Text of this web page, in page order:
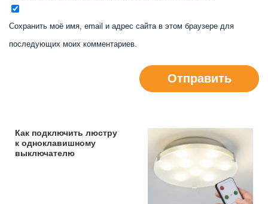
Сохранить моё имя, email и адрес сайта в этом браузере для
последующих моих комментариев.
Отправить
Как подключить люстру
к одноклавишному
выключателю